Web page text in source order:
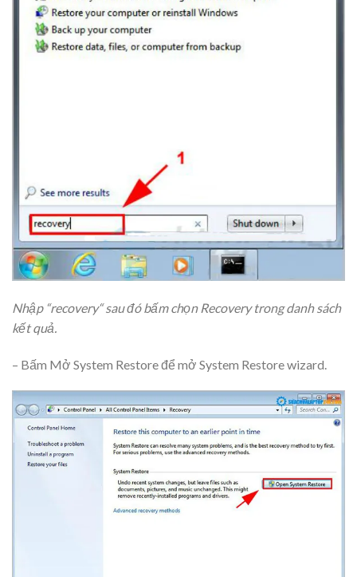
Nhập “recovery“ sau đó bấm chọn Recovery trong danh sách
kết quả.
– Bấm Mở System Restore để mở System Restore wizard.